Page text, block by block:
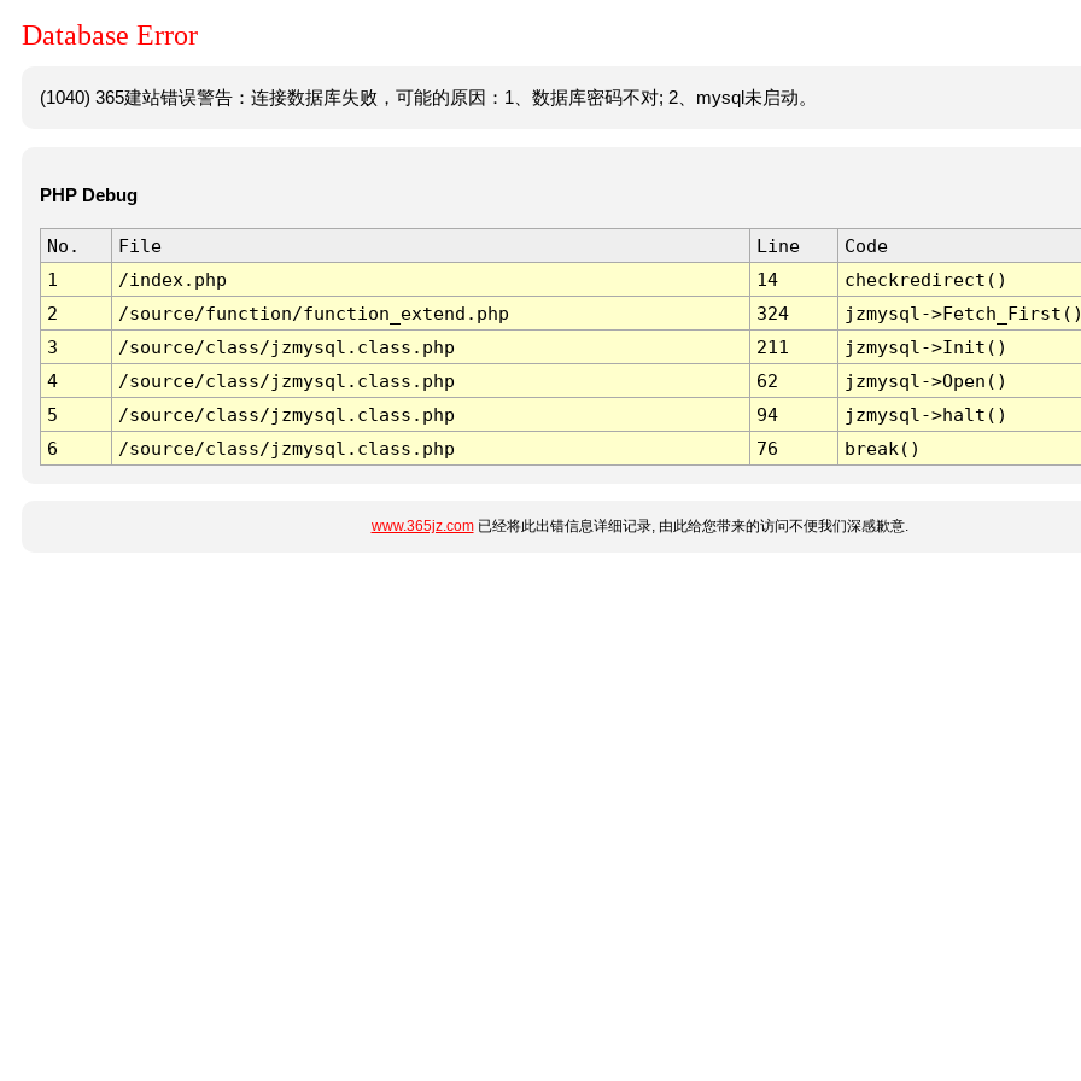
Database Error
(1040) 365建站错误警告：连接数据库失败，可能的原因：1、数据库密码不对; 2、mysql未启动。
PHP Debug
No. File Line
Code
1
/index.php 14
checkredirect()
2
/source/function/function_extend.php 324
jzmysql-
3
/source/class/jzmysql.class.php 211
jzmysql->Init()
4
/source/class/jzmysql.class.php 62
jzmysql->Open()
5
/source/class/jzmysql.class.php 94
jzmysql->halt()
6
/source/class/jzmysql.class.php 76 break()
www.365jz.com已经将此出错信息详细记录, 由此给您带来的访问不便我们深感歉意.